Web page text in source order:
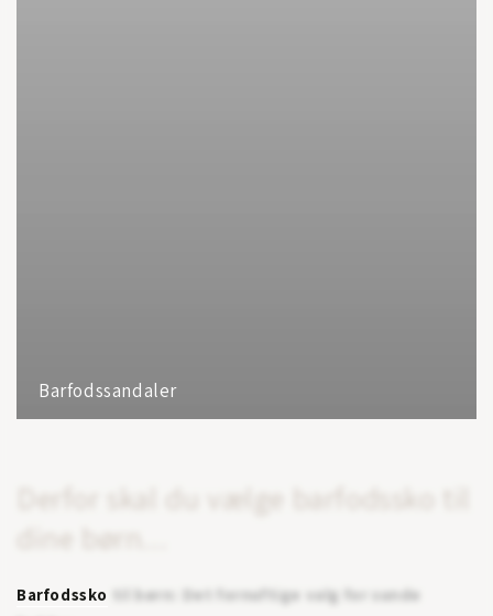
Barfodssandaler
Derfor skal du vælge barfodssko til
dine børn...
Barfodssko
til børn: Det fornuftige valg for sunde